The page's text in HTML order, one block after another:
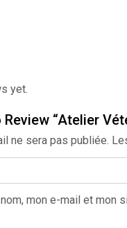
yet.
“Atelier
ne sera pas publiée.
mon e-mail et mon